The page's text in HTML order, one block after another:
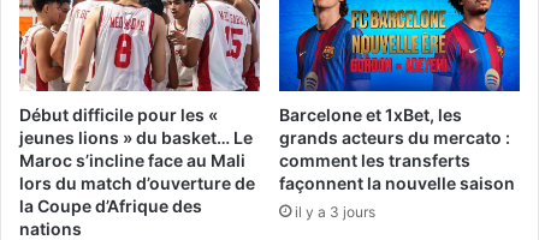
Début difficile pour les «
jeunes lions » du basket… Le
Maroc s’incline face au Mali
lors du match d’ouverture de
la Coupe d’Afrique des
nations
Barcelone et 1xBet, les
grands acteurs du mercato :
comment les transferts
façonnent la nouvelle saison
il y a 3 jours